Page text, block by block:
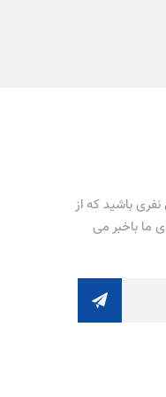
باشید که از
ما باخبر می